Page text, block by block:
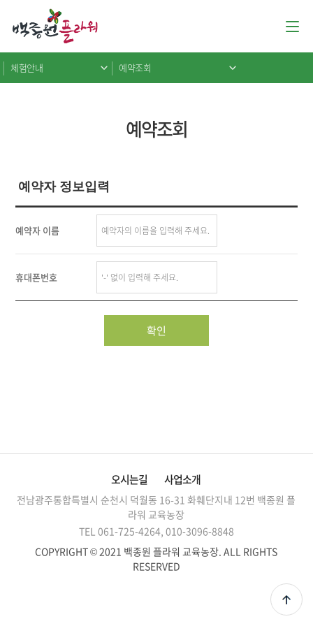
체험안내 예약조회
예약조회
예약자 정보입력
예약자 이름
휴대폰번호
확인
오시는길 사업소개
전남광주통합특별시 순천시 덕월동 16-31 화훼단지내 12번 백종원 플
라워 교육농장
TEL 061-725-4264, 010-3096-8848
COPYRIGHT © 2021 백종원 플라워 교육농장.ALL RIGHTS
RESERVED